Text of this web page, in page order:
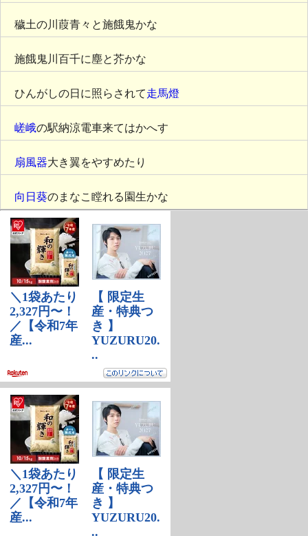
穢土の川葭青々と施餓鬼かな
施餓鬼川百千に塵と芥かな
ひんがしの日に照らされて走馬燈
嵯峨の駅納涼電車来てはかへす
扇風器大き翼をやすめたり
向日葵のまなこ瞠れる園生かな